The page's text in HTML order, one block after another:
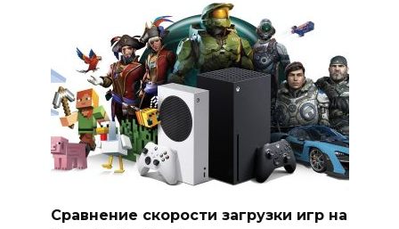
Сравнение скорости загрузки игр на